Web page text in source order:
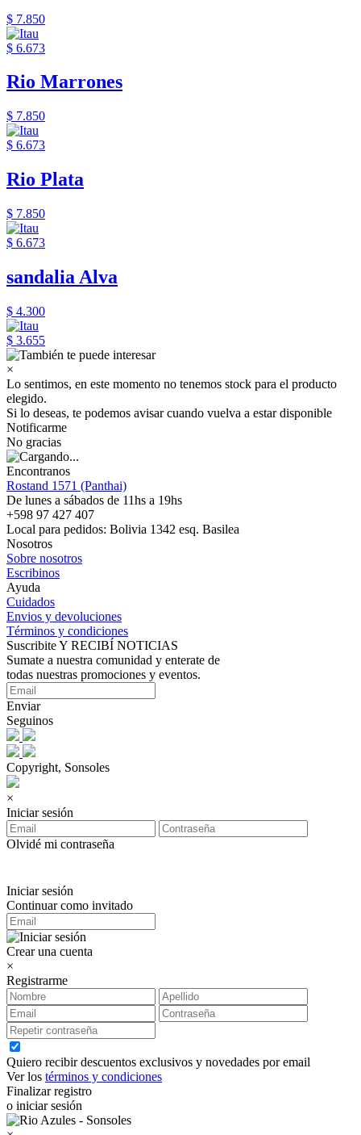
$ 7.850
$ 6.673
Rio Marrones
$ 7.850
$ 6.673
Rio Plata
$ 7.850
$ 6.673
sandalia Alva
$ 4.300
$ 3.655
×
Lo sentimos, en este momento no tenemos stock para el producto
elegido.
Si lo deseas, te podemos avisar cuando vuelva a estar disponible
Notificarme
No gracias
Encontranos
Rostand 1571 (Panthai)
De lunes a sábados de 11hs a 19hs
+598 97 427 407
Local para pedidos: Bolivia 1342 esq. Basilea
Nosotros
Sobre nosotros
Escribinos
Ayuda
Cuidados
Envios y devoluciones
Términos y condiciones
Suscribite Y RECIBÍ NOTICIAS
Sumate a nuestra comunidad y enterate de
todas nuestras promociones y eventos.
Enviar
Seguinos
Copyright, Sonsoles
×
Iniciar sesión
Olvidé mi contraseña
Iniciar sesión
Continuar como invitado
Crear una cuenta
×
Registrarme
Quiero recibir descuentos exclusivos y novedades por email
Ver los términos y condiciones
Finalizar registro
o iniciar sesión